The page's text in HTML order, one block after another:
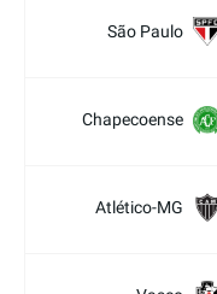
São Paulo
Chapecoense
Atlético-MG